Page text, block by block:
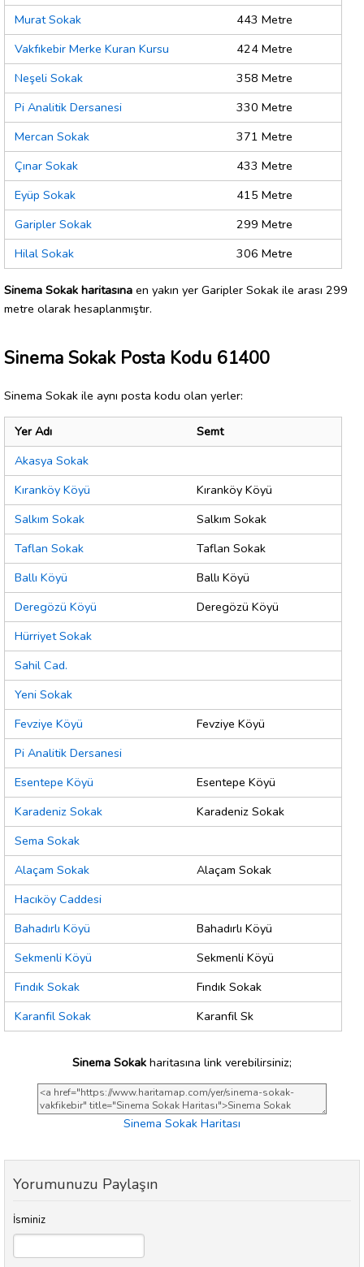
Murat Sokak
443 Metre
Vakfıkebir Merke Kuran Kursu
424 Metre
Neşeli Sokak
358 Metre
Pi Analitik Dersanesi
330 Metre
Mercan Sokak
371 Metre
Çınar Sokak
433 Metre
Eyüp Sokak
415 Metre
Garipler Sokak
299 Metre
Hilal Sokak
306 Metre
Sinema Sokak haritasına en yakın yer Garipler Sokak ile arası 299
metre olarak hesaplanmıştır.
Sinema Sokak Posta Kodu 61400
Sinema Sokak ile aynı posta kodu olan yerler:
Yer Adı
Semt
Akasya Sokak
Kıranköy Köyü
Kıranköy Köyü
Salkım Sokak
Salkım Sokak
Taflan Sokak
Taflan Sokak
Ballı Köyü
Ballı Köyü
Deregözü Köyü
Deregözü Köyü
Hürriyet Sokak
Sahil Cad.
Yeni Sokak
Fevziye Köyü
Fevziye Köyü
Pi Analitik Dersanesi
Esentepe Köyü
Esentepe Köyü
Karadeniz Sokak
Karadeniz Sokak
Sema Sokak
Alaçam Sokak
Alaçam Sokak
Hacıköy Caddesi
Bahadırlı Köyü
Bahadırlı Köyü
Sekmenli Köyü
Sekmenli Köyü
Fındık Sokak
Fındık Sokak
Karanfil Sokak
Karanfil Sk
Sinema Sokak haritasına link verebilirsiniz;
Sinema Sokak Haritası
Yorumunuzu Paylaşın
İsminiz